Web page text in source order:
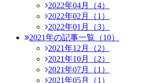
2022年04月（4）
2022年02月（1）
2022年01月（3）
2021年の記事一覧（10）
2021年12月（2）
2021年10月（2）
2021年07月（1）
2021年05月（1）